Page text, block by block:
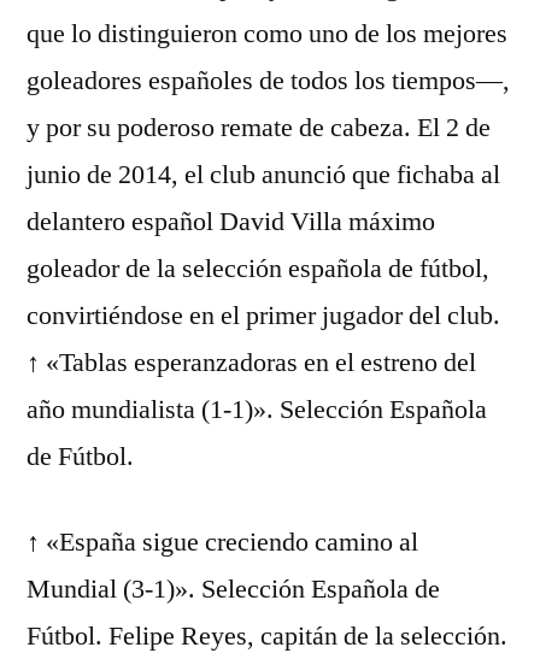
que lo distinguieron como uno de los mejores
goleadores españoles de todos los tiempos—,
y por su poderoso remate de cabeza. El 2 de
junio de 2014, el club anunció que fichaba al
delantero español David Villa máximo
goleador de la selección española de fútbol,
convirtiéndose en el primer jugador del club.
↑ «Tablas esperanzadoras en el estreno del
año mundialista (1-1)». Selección Española
de Fútbol.
↑ «España sigue creciendo camino al
Mundial (3-1)». Selección Española de
Fútbol. Felipe Reyes, capitán de la selección.